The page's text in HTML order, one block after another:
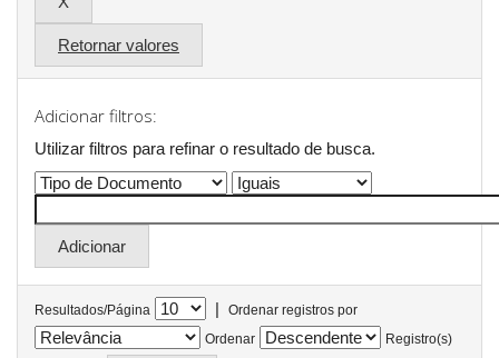
Retornar valores
Adicionar filtros:
Utilizar filtros para refinar o resultado de busca.
Resultados/Página |
Ordenar registros por
Ordenar
Registro(s)